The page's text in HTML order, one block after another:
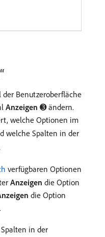
der Benutzeroberfläche
Anzeigen ➌ ändern.
welche Optionen im
welche Spalten in der
verfügbaren Optionen
Anzeigen die Option
die Option
in der